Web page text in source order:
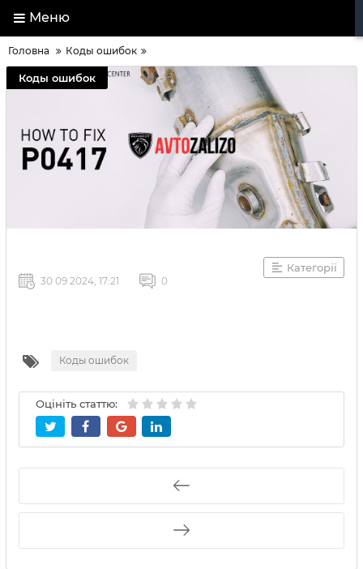
Меню
Головна Коды ошибок
Коды ошибок
Категорії
30 09 2024, 17:21 0
Коды ошибок
Оцініть статтю: